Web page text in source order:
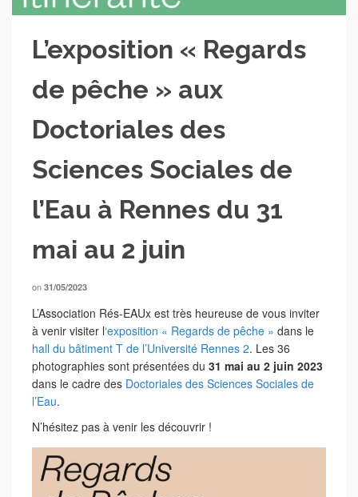
L’exposition « Regards
de pêche » aux
Doctoriales des
Sciences Sociales de
l’Eau à Rennes du 31
mai au 2 juin
on 31/05/2023
L’Association Rés-EAUx est très heureuse de vous inviter
à venir visiter l‘exposition « Regards de pêche » dans le
hall du bâtiment T de l’Université Rennes 2. Les 36
photographies sont présentées du 31 mai au 2 juin 2023
dans le cadre des Doctoriales des Sciences Sociales de
l’Eau.
N’hésitez pas à venir les découvrir !